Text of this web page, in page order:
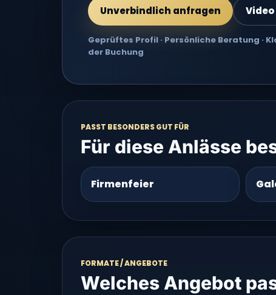
Unverbindlich anfragen
Geprüftes Profil · Persönliche Beratung ·
der Buchung
PASST BESONDERS GUT FÜR
Für diese Anlässe
Firmenfeier
FORMATE / ANGEBOTE
Welches Angebot